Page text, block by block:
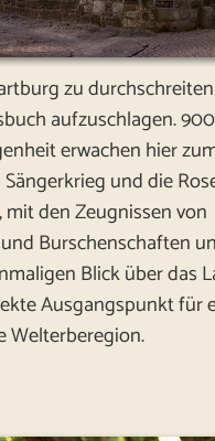
zu
aufzuschlagen.
erwachen hier
und die
den Zeugnissen von
Burschenschaften
Blick über das
Ausgangspunkt für
Welterberegion.